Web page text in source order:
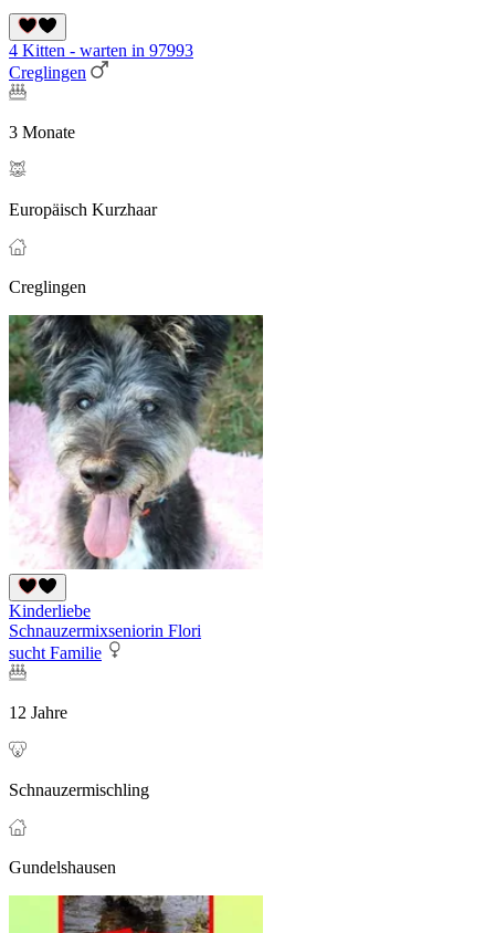
4 Kitten - warten in 97993
Creglingen
3 Monate
Europäisch Kurzhaar
Creglingen
Kinderliebe
Schnauzermixseniorin Flori
sucht Familie
12 Jahre
Schnauzermischling
Gundelshausen